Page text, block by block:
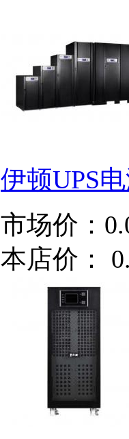
伊顿UPS
市场价：
本店价：